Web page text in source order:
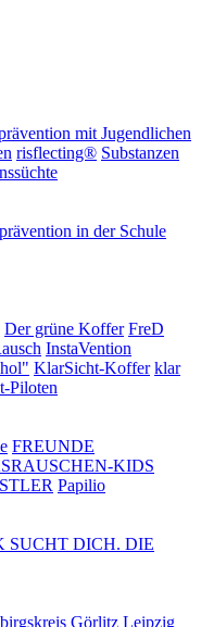
mit Jugendlichen
risflecting® Substanzen
in der Schule
Der grüne Koffer FreD
InstaVention
KlarSicht-Koffer klar
Piloten
FREUNDE
KIDS
Papilio
SUCHT DICH. DIE
Görlitz Leipzig